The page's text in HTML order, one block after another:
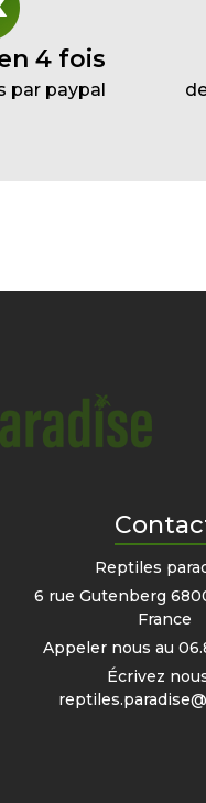
4 fois
par paypal
Reptiles
6 rue Gutenberg
France
Appeler nous au
Écrivez